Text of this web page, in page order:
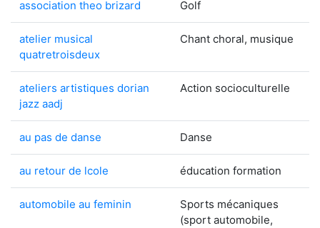
association theo brizard Golf
atelier musical
quatretroisdeux
Chant choral, musique
ateliers artistiques dorian
jazz aadj
Action socioculturelle
au pas de danse Danse
au retour de lcole éducation formation
automobile au feminin
Sports mécaniques
(sport automobile,